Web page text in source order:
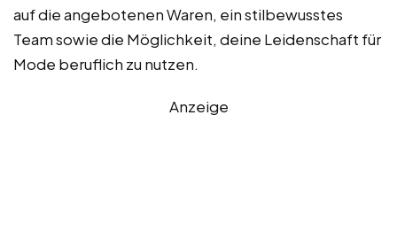
auf die angebotenen Waren, ein stilbewusstes
Team sowie die Möglichkeit, deine Leidenschaft für
Mode beruflich zu nutzen.
Anzeige